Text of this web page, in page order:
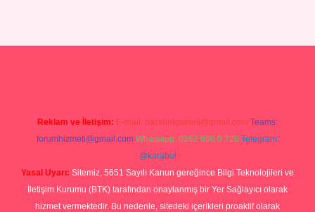
Reklam ve İletişim: E-mail: backlinkpaneli@gmail.com Teams:
forumhizmeti@gmail.com Whatsapp: 0262 606 0 726 Telegram:
@karabul
Yasal Uyarı: Sitemiz, 5651 Sayılı Kanun gereğince Bilgi Teknolojileri ve
İletişim Kurumu (BTK) tarafından onaylanmış bir Yer Sağlayıcı olarak
hizmet vermektedir. Bu nedenle, sitedeki içerikleri proaktif olarak